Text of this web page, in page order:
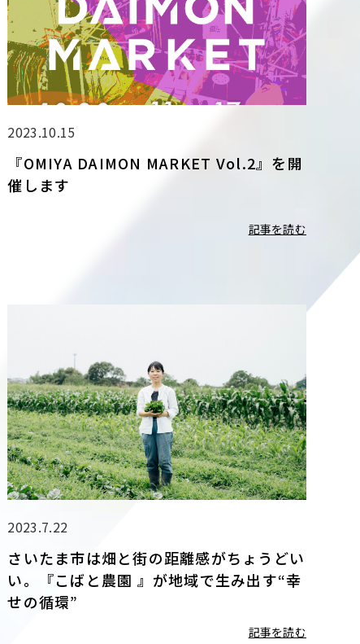
2023.10.15
『OMIYA DAIMON MARKET Vol.2』を開
催します
記事を読む
2023.7.22
さいたま市は畑と街の距離感がちょうどい
い。『こばと農園 』が地域で生み出す“幸
せの循環”
記事を読む